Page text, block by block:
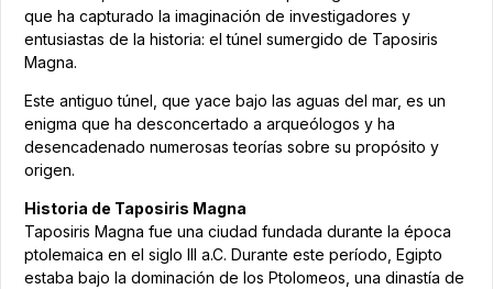
que ha capturado la imaginación de investigadores y
entusiastas de la historia: el túnel sumergido de Taposiris
Magna.
Este antiguo túnel, que yace bajo las aguas del mar, es un
enigma que ha desconcertado a arqueólogos y ha
desencadenado numerosas teorías sobre su propósito y
origen.
Historia de Taposiris Magna
Taposiris Magna fue una ciudad fundada durante la época
ptolemaica en el siglo III a.C. Durante este período, Egipto
estaba bajo la dominación de los Ptolomeos, una dinastía de